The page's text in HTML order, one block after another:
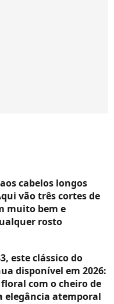
cabelos longos
vão três cortes de
muito bem e
rosto
este clássico do
disponível em 2026:
com o cheiro de
elegância atemporal